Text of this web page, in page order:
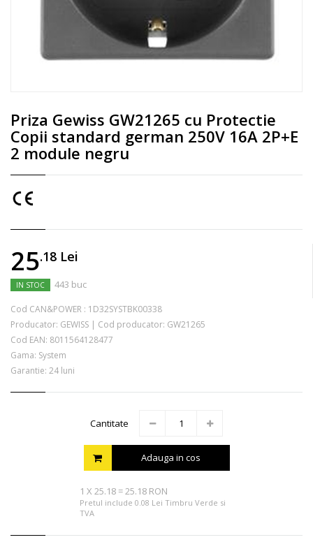
Priza Gewiss GW21265 cu Protectie
Copii standard german 250V 16A 2P+E
2 module negru
25.18 Lei
IN STOC 443 buc
Cod CAN&POWER : 1D32SYSTBK00338
Producator: GEWISS | Cod producator: GW21265
Cod EAN: 8011564128477
Gama: System
Garantie: 24 luni
Cantitate
Adauga in cos
1 X 25.18 =25.18 RON
Pretul include 0.08 Lei Timbru Verde si
TVA